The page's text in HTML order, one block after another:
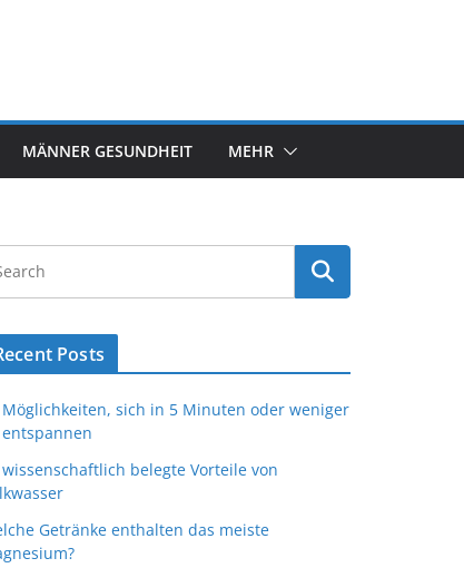
MÄNNER GESUNDHEIT MEHR
Posts
Möglichkeiten, sich in 5 Minuten oder weniger
wissenschaftlich belegte Vorteile von
Getränke enthalten das meiste